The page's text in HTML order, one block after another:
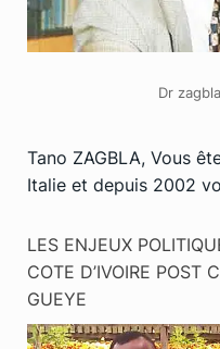
Dr zagbla
Tano ZAGBLA, Vous
Italie et depuis 2002
LES ENJEUX
COTE D’IVOIRE POST
GUEYE